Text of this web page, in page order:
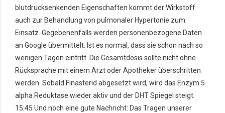
blutdrucksenkenden Eigenschaften kommt der Wirkstoff
auch zur Behandlung von pulmonaler Hypertonie zum
Einsatz. Gegebenenfalls werden personenbezogene Daten
an Google übermittelt. Ist es normal, dass sie schon nach so
wenigen Tagen eintritt. Die Gesamtdosis sollte nicht ohne
Rücksprache mit einem Arzt oder Apotheker überschritten
werden. Sobald Finasterid abgesetzt wird, wird das Enzym 5
alpha Reduktase wieder aktiv und der DHT Spiegel steigt.
15:45 Und noch eine gute Nachricht: Das Tragen unserer